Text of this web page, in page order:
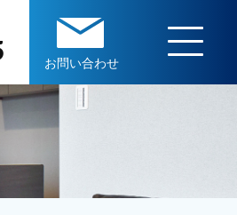
お問い合わせ